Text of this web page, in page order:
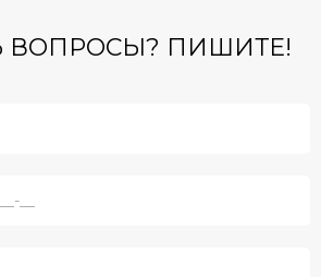
ВОПРОСЫ? ПИШИТЕ!